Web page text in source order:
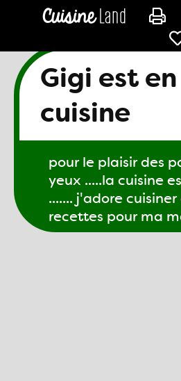
Gigi est en
cuisine
pour le plaisir des
yeux .....la cuisine
....... j'adore
recettes pour ma